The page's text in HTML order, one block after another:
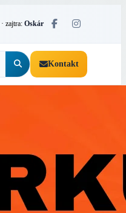
· zajtra: Oskár
Kontakt